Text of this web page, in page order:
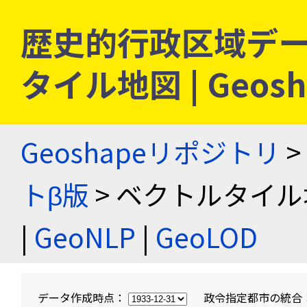
歴史的行政区域デ
タイル地図 |
Geoshapeリポジトリ >
トβ版 > ベクトルタイ
| GeoNLP | GeoLOD
データ作成時点： 政令指定都市の統